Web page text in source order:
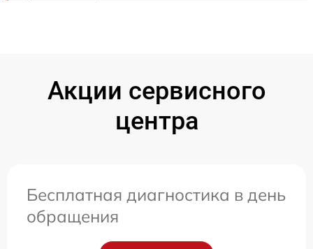
Акции сервисного
центра
Бесплатная диагностика в день
обращения